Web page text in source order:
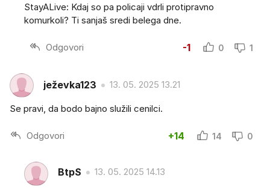
StayALive: Kdaj so pa policaji vdrli protipravno
komurkoli? Ti sanjaš sredi belega dne.
Odgovori -1 0 1
ježevka123 13. 05. 2025 13.21
Se pravi, da bodo bajno služili cenilci.
Odgovori +14 14 0
BtpS 13. 05. 2025 14.13